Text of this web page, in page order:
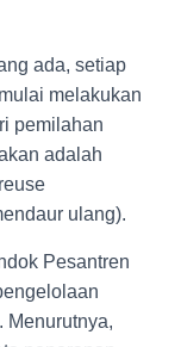
ada, setiap
melakukan
pemilahan
adalah
ulang).
Pesantren
Menurutnya,